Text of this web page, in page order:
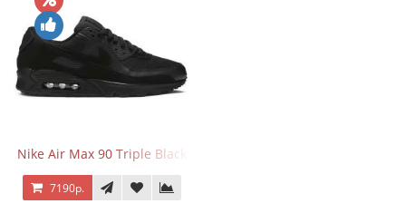
Nike Air Max 90 Triple Black
7190р.